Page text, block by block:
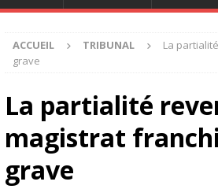
ACCUEIL TRIBUNAL
La
grave
La partialité
magistrat
grave